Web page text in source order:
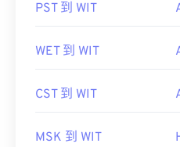
PST 到 WIT
WET 到 WIT
CST 到 WIT
MSK 到 WIT